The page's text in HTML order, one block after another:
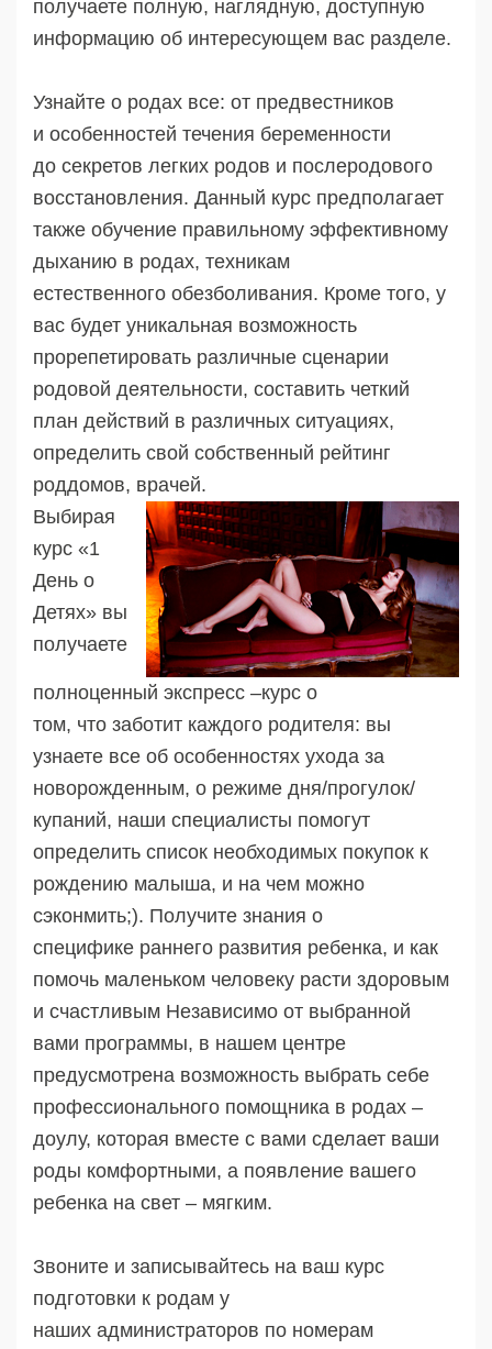
получаете полную, наглядную, доступную
информацию об интересующем вас разделе.
Узнайте о родах все: от предвестников
и особенностей течения беременности
до секретов легких родов и послеродового
восстановления. Данный курс предполагает
также обучение правильному эффективному
дыханию в родах, техникам
естественного обезболивания. Кроме того, у
вас будет уникальная возможность
прорепетировать различные сценарии
родовой деятельности, составить четкий
план действий в различных ситуациях,
определить свой собственный рейтинг
роддомов, врачей.
Выбирая
курс «1
День о
Детях» вы
получаете
полноценный экспресс –курс о
том, что заботит каждого родителя: вы
узнаете все об особенностях ухода за
новорожденным, о режиме дня/прогулок/
купаний, наши специалисты помогут
определить список необходимых покупок к
рождению малыша, и на чем можно
сэконмить;). Получите знания о
специфике раннего развития ребенка, и как
помочь маленьком человеку расти здоровым
и счастливым Независимо от выбранной
вами программы, в нашем центре
предусмотрена возможность выбрать себе
профессионального помощника в родах –
доулу, которая вместе с вами сделает ваши
роды комфортными, а появление вашего
ребенка на свет – мягким.
Звоните и записывайтесь на ваш курс
подготовки к родам у
наших администраторов по номерам